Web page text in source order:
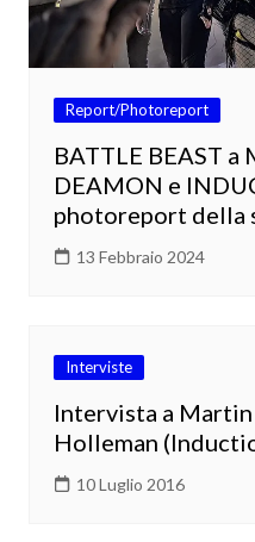
Report/Photoreport
BATTLE BEAST
DEAMON e
photoreport della
13 Febbraio 2024
Interviste
Intervista a
Holleman
10 Luglio 2016